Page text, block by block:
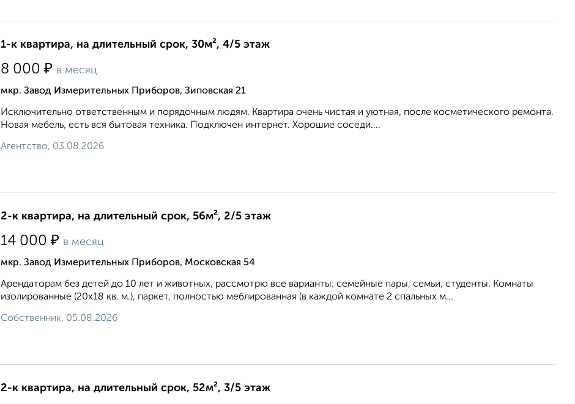
1-к квартира, на длительный срок, 30м², 4/5 этаж
8 000 ₽ в месяц
мкр. Завод Измерительных Приборов, Зиповская 21
Исключительно ответственным и порядочным людям. Квартира очень чистая и уютная, после косметического ремонта.
Новая мебель, есть вся бытовая техника. Подключен интернет. Хорошие соседи....
Агентство, 03.08.2026
2-к квартира, на длительный срок, 56м², 2/5 этаж
14 000 ₽ в месяц
мкр. Завод Измерительных Приборов, Московская 54
Арендаторам без детей до 10 лет и животных, рассмотрю все варианты: семейные пары, семьи, студенты. Комнаты
изолированные (20х18 кв. м.), паркет, полностью меблированная (в каждой комнате 2 спальных м...
Собственник, 05.08.2026
2-к квартира, на длительный срок, 52м², 3/5 этаж